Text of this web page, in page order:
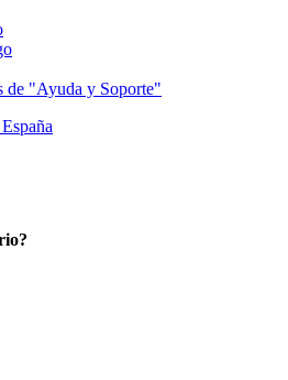
de "Ayuda y Soporte"